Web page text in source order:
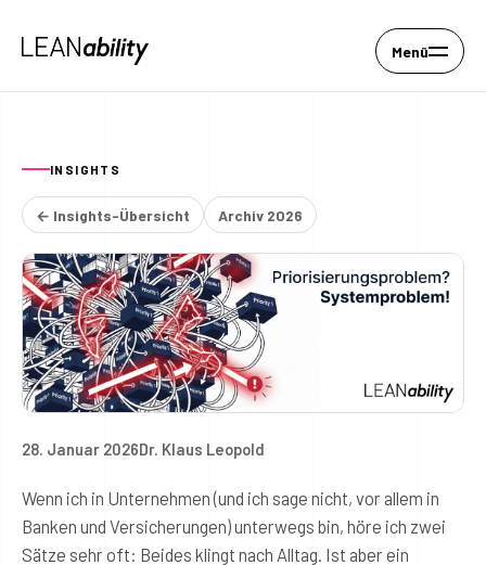
Menü
INSIGHTS
← Insights-Übersicht Archiv 2026
28. Januar 2026Dr. Klaus Leopold
Alles ist Prio 1? Dann
Wenn ich in Unternehmen (und ich sage nicht, vor allem in
Banken und Versicherungen) unterwegs bin, höre ich zwei
Sätze sehr oft: Beides klingt nach Alltag. Ist aber ein